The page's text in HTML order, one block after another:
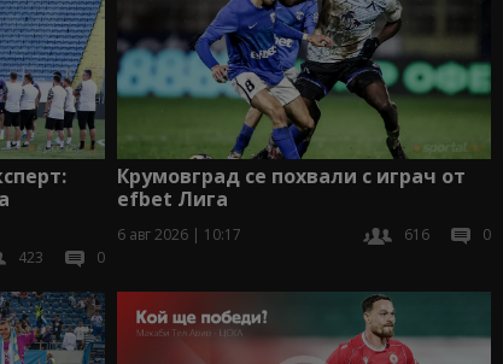
423 0
Крумовград се похвали с играч от
efbet Лига
6 авг 2026 | 10:17 616 0